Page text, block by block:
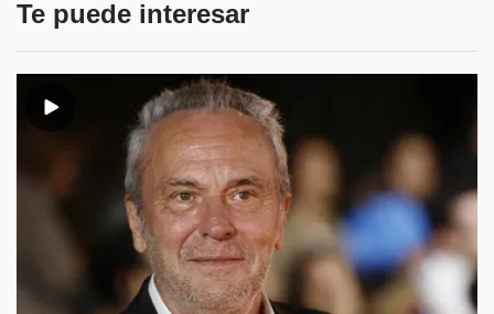
Te puede interesar